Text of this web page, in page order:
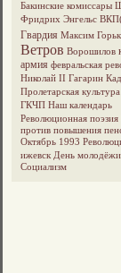
Бакинские комиссары
Фридрих Энгельс
Гвардия Максим
Ветров Ворошилов
армия февральская
Николай II Гагарин
Пролетарская культура
ГКЧП Наш календарь
Революционная поэзия
против повышения
Октябрь 1993
ижевск День молодёжи
Социализм